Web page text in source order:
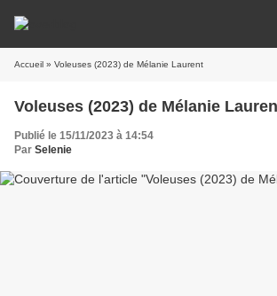
Accueil » Voleuses (2023) de Mélanie Laurent
Voleuses (2023) de Mélanie
Publié le 15/11/2023 à 14:54
Par Selenie